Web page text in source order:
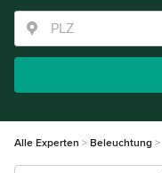
Alle Experten Beleuchtung